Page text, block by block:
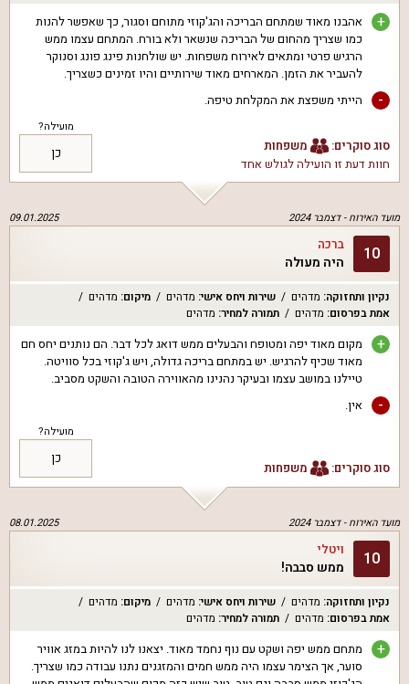
+
אהבנו מאוד שמתחם הבריכה והג'קוזי מתוחם וסגור, כך שאפשר להנות
כמו שצריך מהחום של הבריכה שנשאר ולא בורח. המתחם עצמו ממש
הרגיש פרטי ומתאים לאירוח משפחות. יש שולחנות פינג פונג וסנוקר
להעביר את הזמן. המארחים מאוד שירותיים והיו זמינים כשצריך.
- הייתי משפצת את המקלחת טיפה.
סוג סוקרים:
משפחות
חוות דעת זו הועילה לגולש אחד
מועילה?
כן
מועד האירוח -דצמבר 2024 09.01.2025
10 ברכה
היה מעולה
נקיון ותחזוקה: מדהים שירות ויחס אישי: מדהים מיקום: מדהים
אמת בפרסום: מדהים תמורה למחיר: מדהים
+
מקום מאוד יפה ומטופח והבעלים ממש דואג לכל דבר. הם נותנים יחס חם
מאוד שכיף להרגיש. יש במתחם בריכה גדולה, ויש ג'קוזי בכל סוויטה.
טיילנו במושב עצמו ובעיקר נהנינו מהאווירה הטובה והשקט מסביב.
- אין.
סוג סוקרים: משפחות
מועילה?
כן
מועד האירוח -דצמבר 2024 08.01.2025
10 ויטלי
ממש סבבה!
נקיון ותחזוקה: מדהים שירות ויחס אישי: מדהים מיקום: מדהים
אמת בפרסום: מדהים תמורה למחיר: מדהים
+
מתחם ממש יפה ושקט עם נוף נחמד מאוד. יצאנו לנו להיות במזג אוויר
סוער, אך הצימר עצמו היה ממש חמים והמזגנים נתנו עבודה כמו שצריך.